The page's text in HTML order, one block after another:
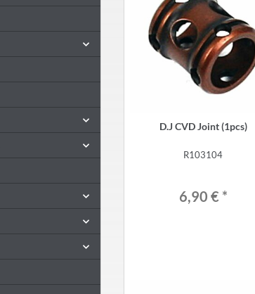
D.J CVD Joint (1pcs)
R103104
6,90 € *